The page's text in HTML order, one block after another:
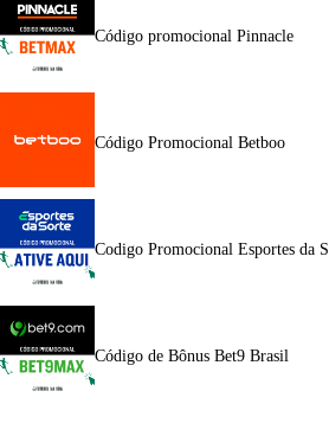
Código promocional Pinnacle
Código Promocional Betboo
Codigo Promocional Esportes da
Código de Bônus Bet9 Brasil